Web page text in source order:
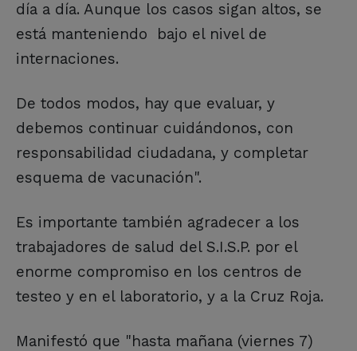
día a día. Aunque los casos sigan altos, se
está manteniendo bajo el nivel de
internaciones.
De todos modos, hay que evaluar, y
debemos continuar cuidándonos, con
responsabilidad ciudadana, y completar
esquema de vacunación".
Es importante también agradecer a los
trabajadores de salud del S.I.S.P. por el
enorme compromiso en los centros de
testeo y en el laboratorio, y a la Cruz Roja.
Manifestó que "hasta mañana (viernes 7)